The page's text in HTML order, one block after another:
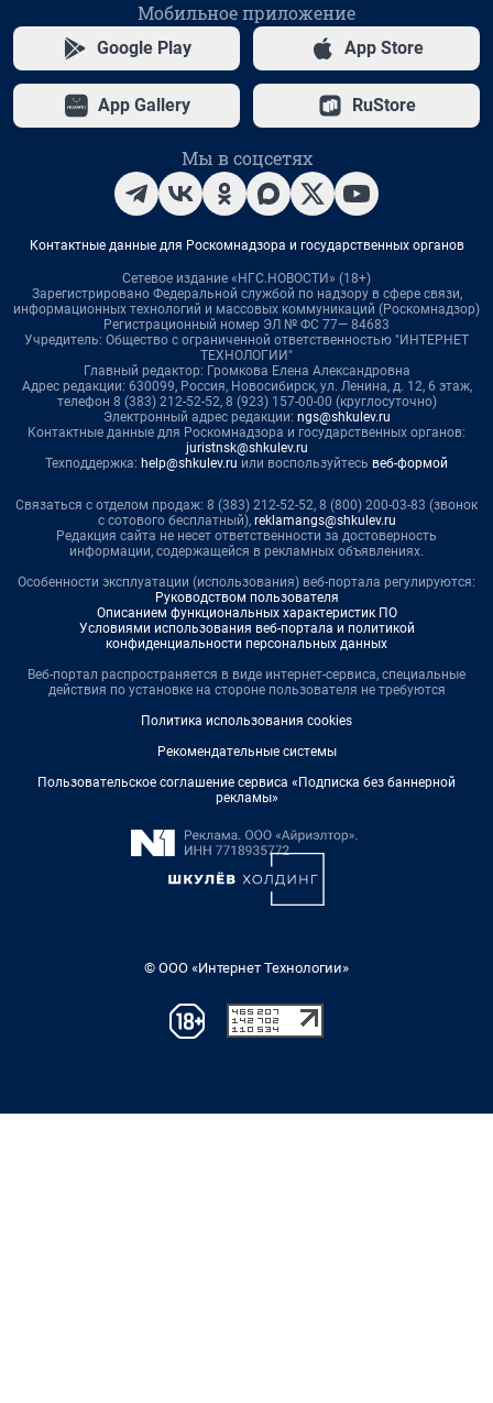
Мобильное приложение
Google Play App Store
App Gallery RuStore
Мы в соцсетях
Контактные данные для Роскомнадзора и государственных органов
Сетевое издание «НГС.НОВОСТИ» (18+)
Зарегистрировано Федеральной службой по надзору в сфере связи,
информационных технологий и массовых коммуникаций (Роскомнадзор)
Регистрационный номер ЭЛ № ФС 77— 84683
Учредитель: Общество с ограниченной ответственностью "ИНТЕРНЕТ
ТЕХНОЛОГИИ"
Главный редактор: Громкова Елена Александровна
Адрес редакции: 630099, Россия, Новосибирск, ул. Ленина, д. 12, 6 этаж,
телефон 8 (383) 212-52-52, 8 (923) 157-00-00 (круглосуточно)
Электронный адрес редакции: ngs@shkulev.ru
Контактные данные для Роскомнадзора и государственных органов:
juristnsk@shkulev.ru
Техподдержка: help@shkulev.ru или воспользуйтесь веб-формой
Связаться с отделом продаж: 8 (383) 212-52-52, 8 (800) 200-03-83 (звонок
с сотового бесплатный), reklamangs@shkulev.ru
Редакция сайта не несет ответственности за достоверность
информации, содержащейся в рекламных объявлениях.
Особенности эксплуатации (использования) веб-портала регулируются:
Руководством пользователя
Описанием функциональных характеристик ПО
Условиями использования веб-портала и политикой
конфиденциальности персональных данных
Веб-портал распространяется в виде интернет-сервиса, специальные
действия по установке на стороне пользователя не требуются
Политика использования cookies
Рекомендательные системы
Пользовательское соглашение сервиса «Подписка без баннерной
рекламы»
© ООО «Интернет Технологии»